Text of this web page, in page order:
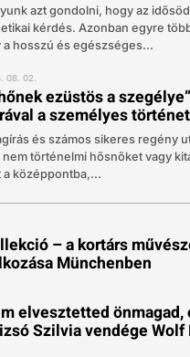
azt gondolni, hogy az
kérdés. Azonban egyre
a hosszú és egészséges...
08. 02.
ezüstös a
a személyes
és számos sikeres regény
történelmi hősnőket vagy
középpontba,...
– a kortárs
Münchenben
elvesztetted önmagad,
Szilvia vendége Wolf